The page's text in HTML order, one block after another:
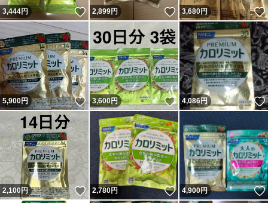
3,444円 いいね！
2,899円 いいね！
3,680円
5,900円 いいね！
3,600円 いいね！
4,086円
2,100円 いいね！
2,780円 いいね！
4,900円